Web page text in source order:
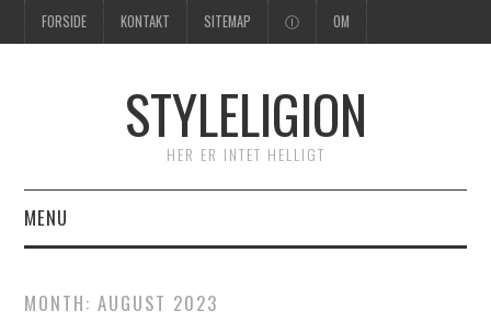
FORSIDE KONTAKT SITEMAP Ⓘ OM
STYLELIGION
HER ER INTET HELLIGT
MENU
MONTH:AUGUST 2023